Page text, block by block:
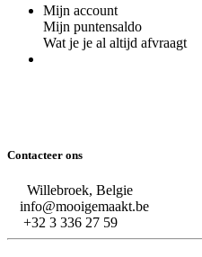
Mijn account
Mijn puntensaldo
Wat je je al altijd afvraagt
Contacteer ons
Willebroek, Belgie
info@mooigemaakt.be
+32 3 336 27 59